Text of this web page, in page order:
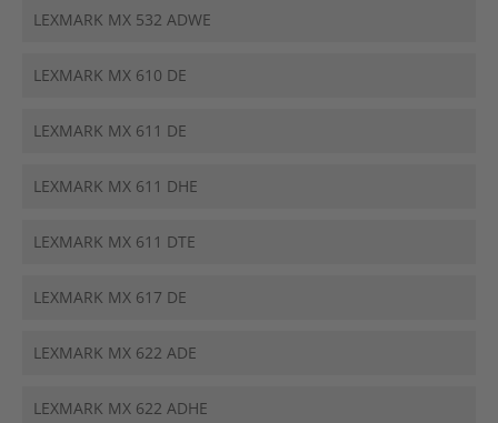
LEXMARK MX 532 ADWE
LEXMARK MX 610 DE
LEXMARK MX 611 DE
LEXMARK MX 611 DHE
LEXMARK MX 611 DTE
LEXMARK MX 617 DE
LEXMARK MX 622 ADE
LEXMARK MX 622 ADHE